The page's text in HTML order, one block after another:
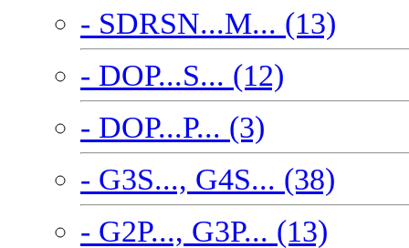
- SDRSN...M... (13)
- DOP...S... (12)
- DOP...P... (3)
- G3S..., G4S... (38)
- G2P..., G3P... (13)